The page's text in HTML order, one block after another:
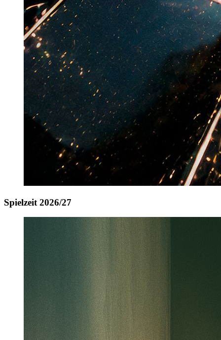
Spielzeit 2026/27